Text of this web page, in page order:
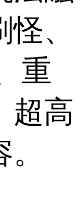
、
重
超高